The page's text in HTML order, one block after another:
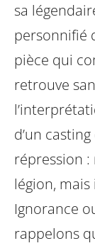
sa
personnifié
pièce qui
retrouve
d’un
répression
légion,
Ignorance
rappelons